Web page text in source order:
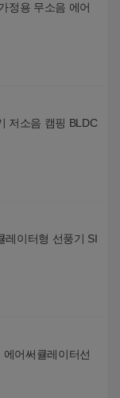
정용 무소음 에어
저소음 캠핑 BLDC
레이터형 선풍기 SI
어써큘레이터선